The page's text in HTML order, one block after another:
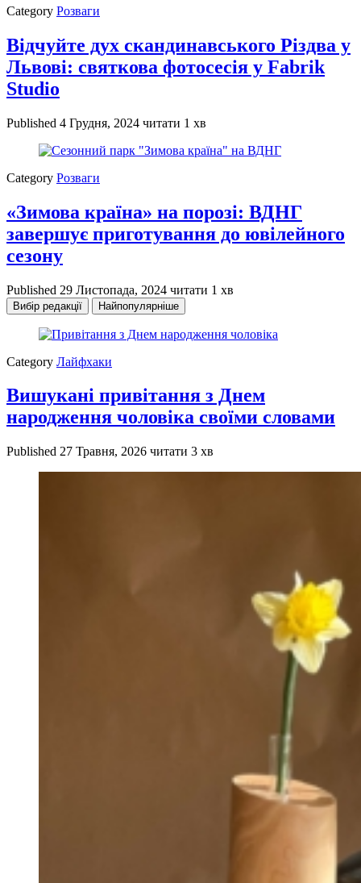
Category Розваги
Відчуйте дух скандинавського Різдва у
Львові: святкова фотосесія у Fabrik
Studio
Published 4 Грудня, 2024 читати 1 хв
Category Розваги
«Зимова країна» на порозі: ВДНГ
завершує приготування до ювілейного
сезону
Published 29 Листопада, 2024 читати 1 хв
Вибір редакції Найпопулярніше
Category Лайфхаки
Вишукані привітання з Днем
народження чоловіка своїми словами
Published 27 Травня, 2026 читати 3 хв